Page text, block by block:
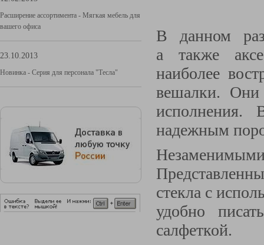
Расширение ассортимента - Мягкая мебель для
вашего офиса
23.10.2013
Новинка - Серия для персонала "Тесла"
В данном
а также
наиболее
вешалки. Они
исполнения.
надежным
стекла с
удобно
салфеткой.